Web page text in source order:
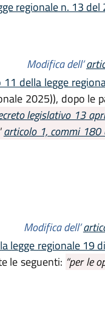
regionale n. 13 del
Modifica dell’
11 della legge
2025)), dopo le
legislativo 13
articolo 1, commi 180
Modifica dell’
legge regionale 19
le seguenti: “per le